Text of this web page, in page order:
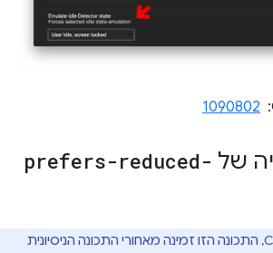
1090802
של prefers-reduced-